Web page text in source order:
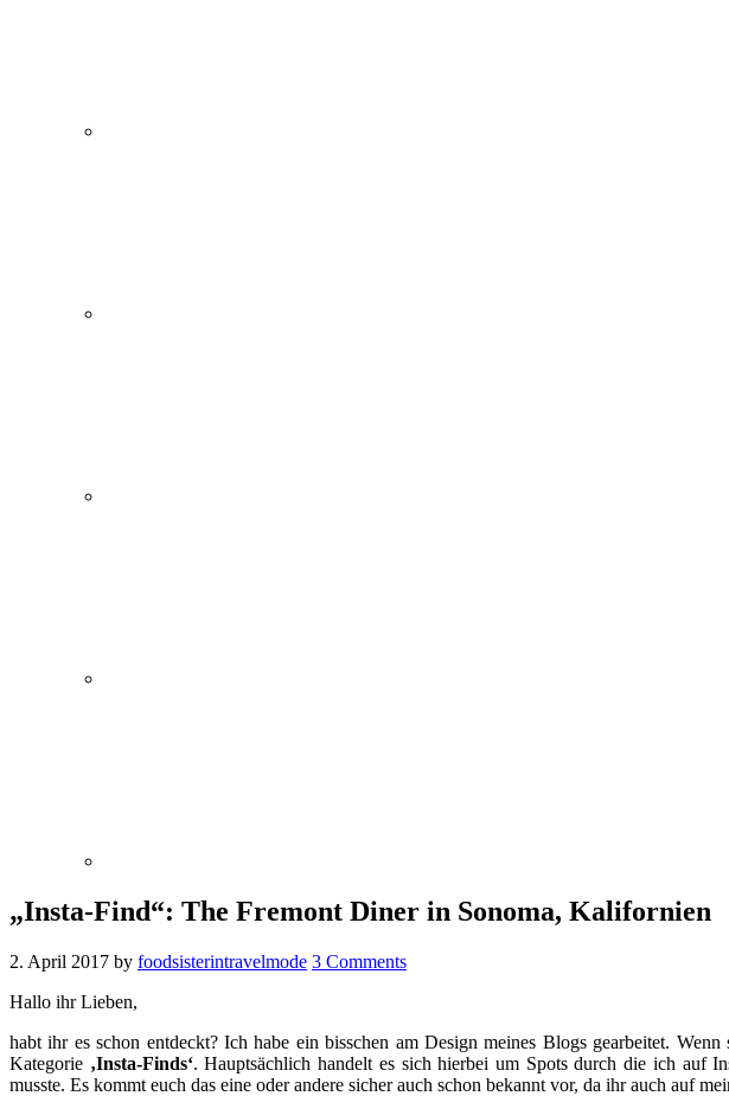
„Insta-Find“: The Fremont Diner in Sonoma, Kalifornien
2. April 2017 by foodsisterintravelmode 3 Comments
Hallo ihr Lieben,
habt ihr es schon entdeckt? Ich habe ein bisschen am Design meines Blogs gearbeitet.
Kategorie ‚Insta-Finds‘. Hauptsächlich handelt es sich hierbei um Spots durch die ich auf
musste. Es kommt euch das eine oder andere sicher auch schon bekannt vor, da ihr auch auf